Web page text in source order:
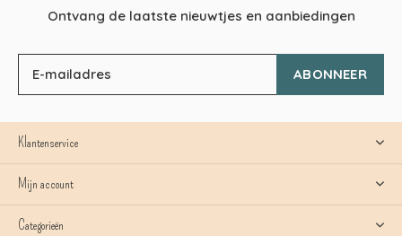
Ontvang de laatste nieuwtjes en aanbiedingen
ABONNEER
Klantenservice
Mijn account
Categorieën